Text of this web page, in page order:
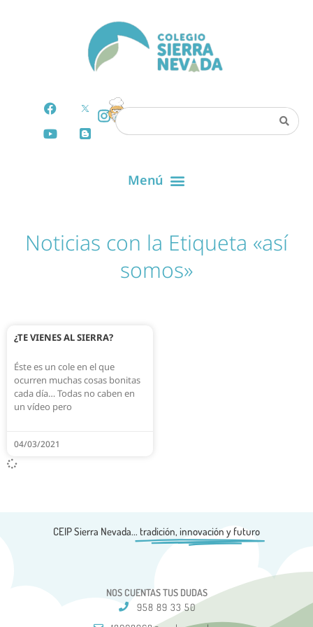
Noticias con la Etiqueta «así
somos»
¿TE VIENES AL SIERRA?
Éste es un cole en el que
ocurren muchas cosas bonitas
cada día… Todas no caben en
un vídeo pero
04/03/2021
CEIP Sierra Nevada... tradición, innovación y futuro
NOS CUENTAS TUS DUDAS
958 89 33 50